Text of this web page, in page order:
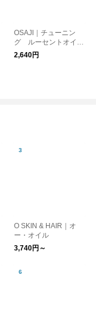
OSAJI｜チューニン
グ ルーセントオイ
ル ヘアオイル
2,640円
O SKIN & HAIR｜オ
ー・オイル
3,740円～